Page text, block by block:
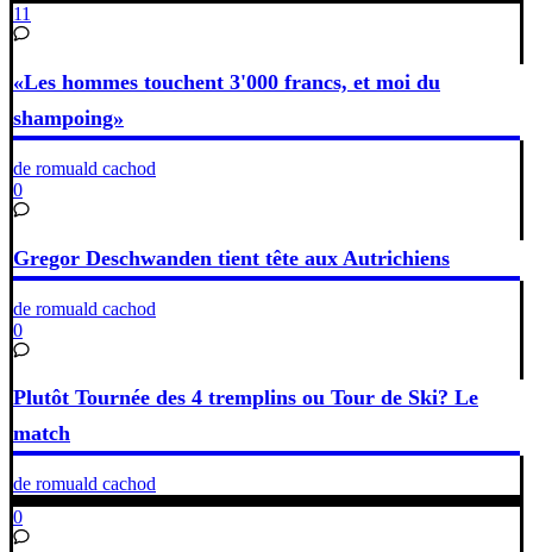
11
«Les hommes touchent 3'000 francs, et moi du
shampoing»
de romuald cachod
0
Gregor Deschwanden tient tête aux Autrichiens
de romuald cachod
0
Plutôt Tournée des 4 tremplins ou Tour de Ski? Le
match
de romuald cachod
0